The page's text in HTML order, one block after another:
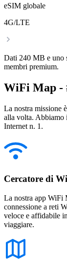
eSIM globale
4G/LTE
Dati 240 MB e uno
membri premium.
WiFi Map -
La nostra missione
alla volta. Abbiamo
Internet n. 1.
Cercatore di
La nostra app WiFi
connessione a reti
veloce e affidabile
viaggiare.